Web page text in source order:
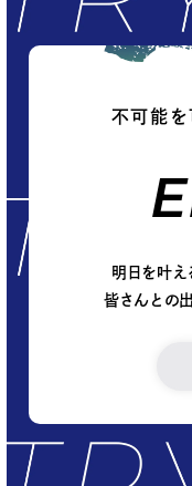
不可能
明日を叶え
皆さんとの